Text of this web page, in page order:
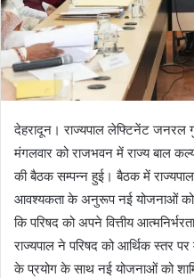
l
देहरादून। राज्यपाल लेफ्टिनेंट जनरल
मंगलवार को राजभवन में राज्य बाल
की बैठक सम्पन्न हुई। बैठक में
आवश्यकता के अनुरूप नई योजनाओं को
कि परिषद को अपने वित्तीय
राज्यपाल ने परिषद को आर्थिक स्तर
के प्रयोग के साथ नई योजनाओं को